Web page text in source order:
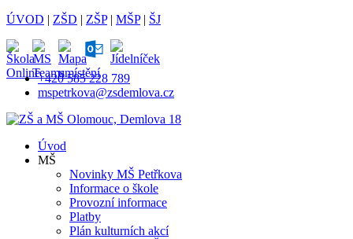
ÚVOD | ZŠD | ZŠP| MŠP| ŠJ
+420 585 228 789
mspetrkova@zsdemlova.cz
Úvod
MŠ
Novinky MŠ Petřkova
Informace o škole
Provozní informace
Platby
Plán kulturních akcí